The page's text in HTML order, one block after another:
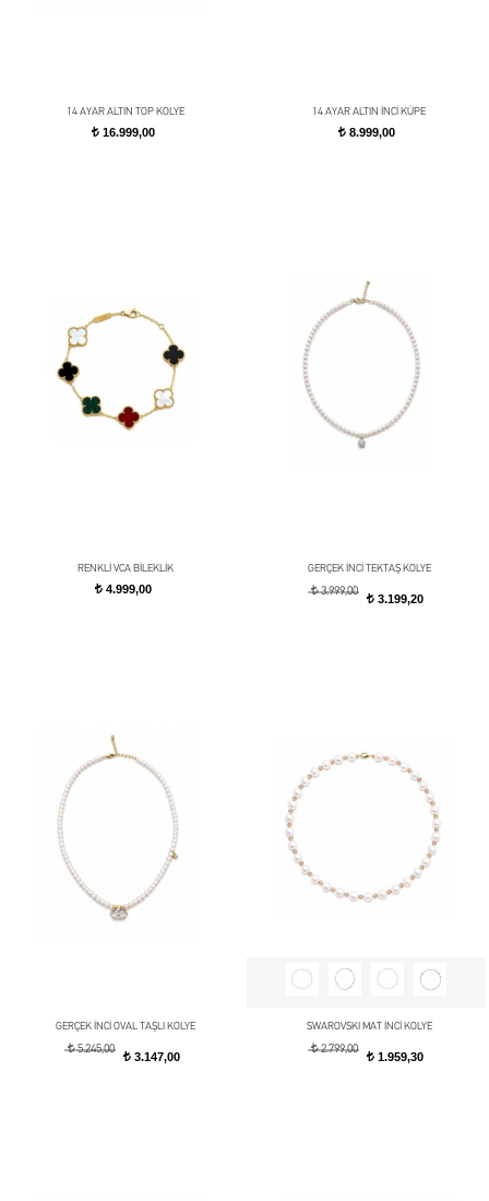
14 AYAR ALTIN TOP KOLYE
t16.999,00
14 AYAR ALTIN İNCİ KÜPE
t 8.999,00
RENKLİ VCA BİLEKLİK
t4.999,00
GERÇEK İNCİ TEKTAŞ KOLYE
t3.999,00
t 3.199,20
GERÇEK İNCİ OVAL TAŞLI KOLYE
t5.245,00
t3.147,00
SWAROVSKI MAT İNCİ KOLYE
t2.799,00
t 1.959,30